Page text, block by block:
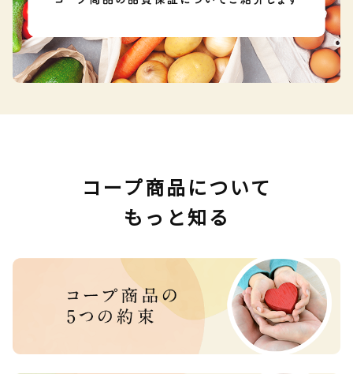
コープ商品について
もっと知る